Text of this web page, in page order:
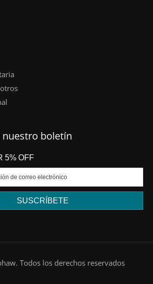
nuestro boletín
5% OFF
SUSCRÍBETE
Todos los derechos reservados
FR